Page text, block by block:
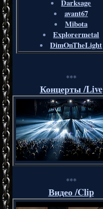
Darksage
avant67
Mibota
Explorermetal
DimOnTheLight
***
Концерты /Live
***
Видео /Clip